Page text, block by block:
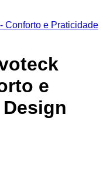
e